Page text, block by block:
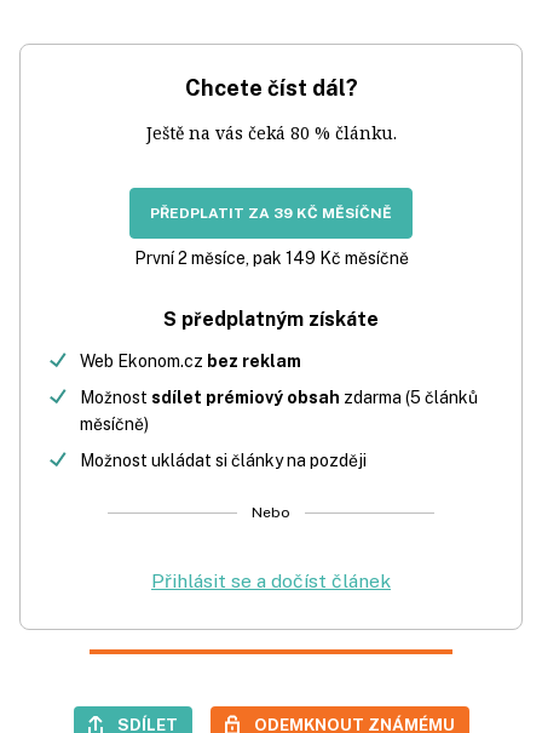
Chcete číst dál?
Ještě na vás čeká 80 % článku.
PŘEDPLATIT ZA 39 KČ MĚSÍČNĚ
První 2 měsíce, pak 149 Kč měsíčně
S předplatným získáte
Web Ekonom.cz bez reklam
Možnost sdílet prémiový obsah zdarma (5 článků
měsíčně)
Možnost ukládat si články na později
Nebo
Přihlásit se a dočíst článek
SDÍLET ODEMKNOUT ZNÁMÉMU